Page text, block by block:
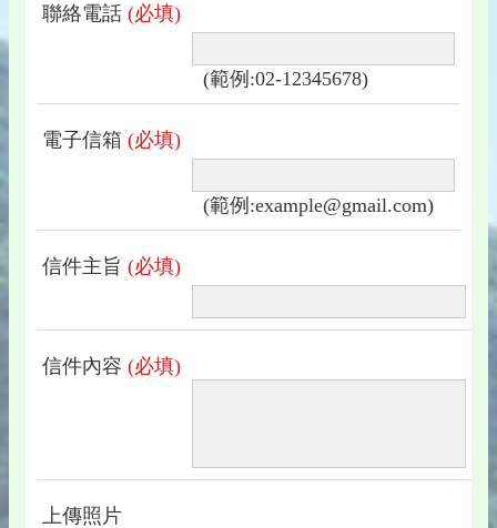
聯絡電話 (必填)
(範例:02-12345678)
電子信箱 (必填)
(範例:example@gmail.com)
信件主旨 (必填)
信件內容 (必填)
上傳照片